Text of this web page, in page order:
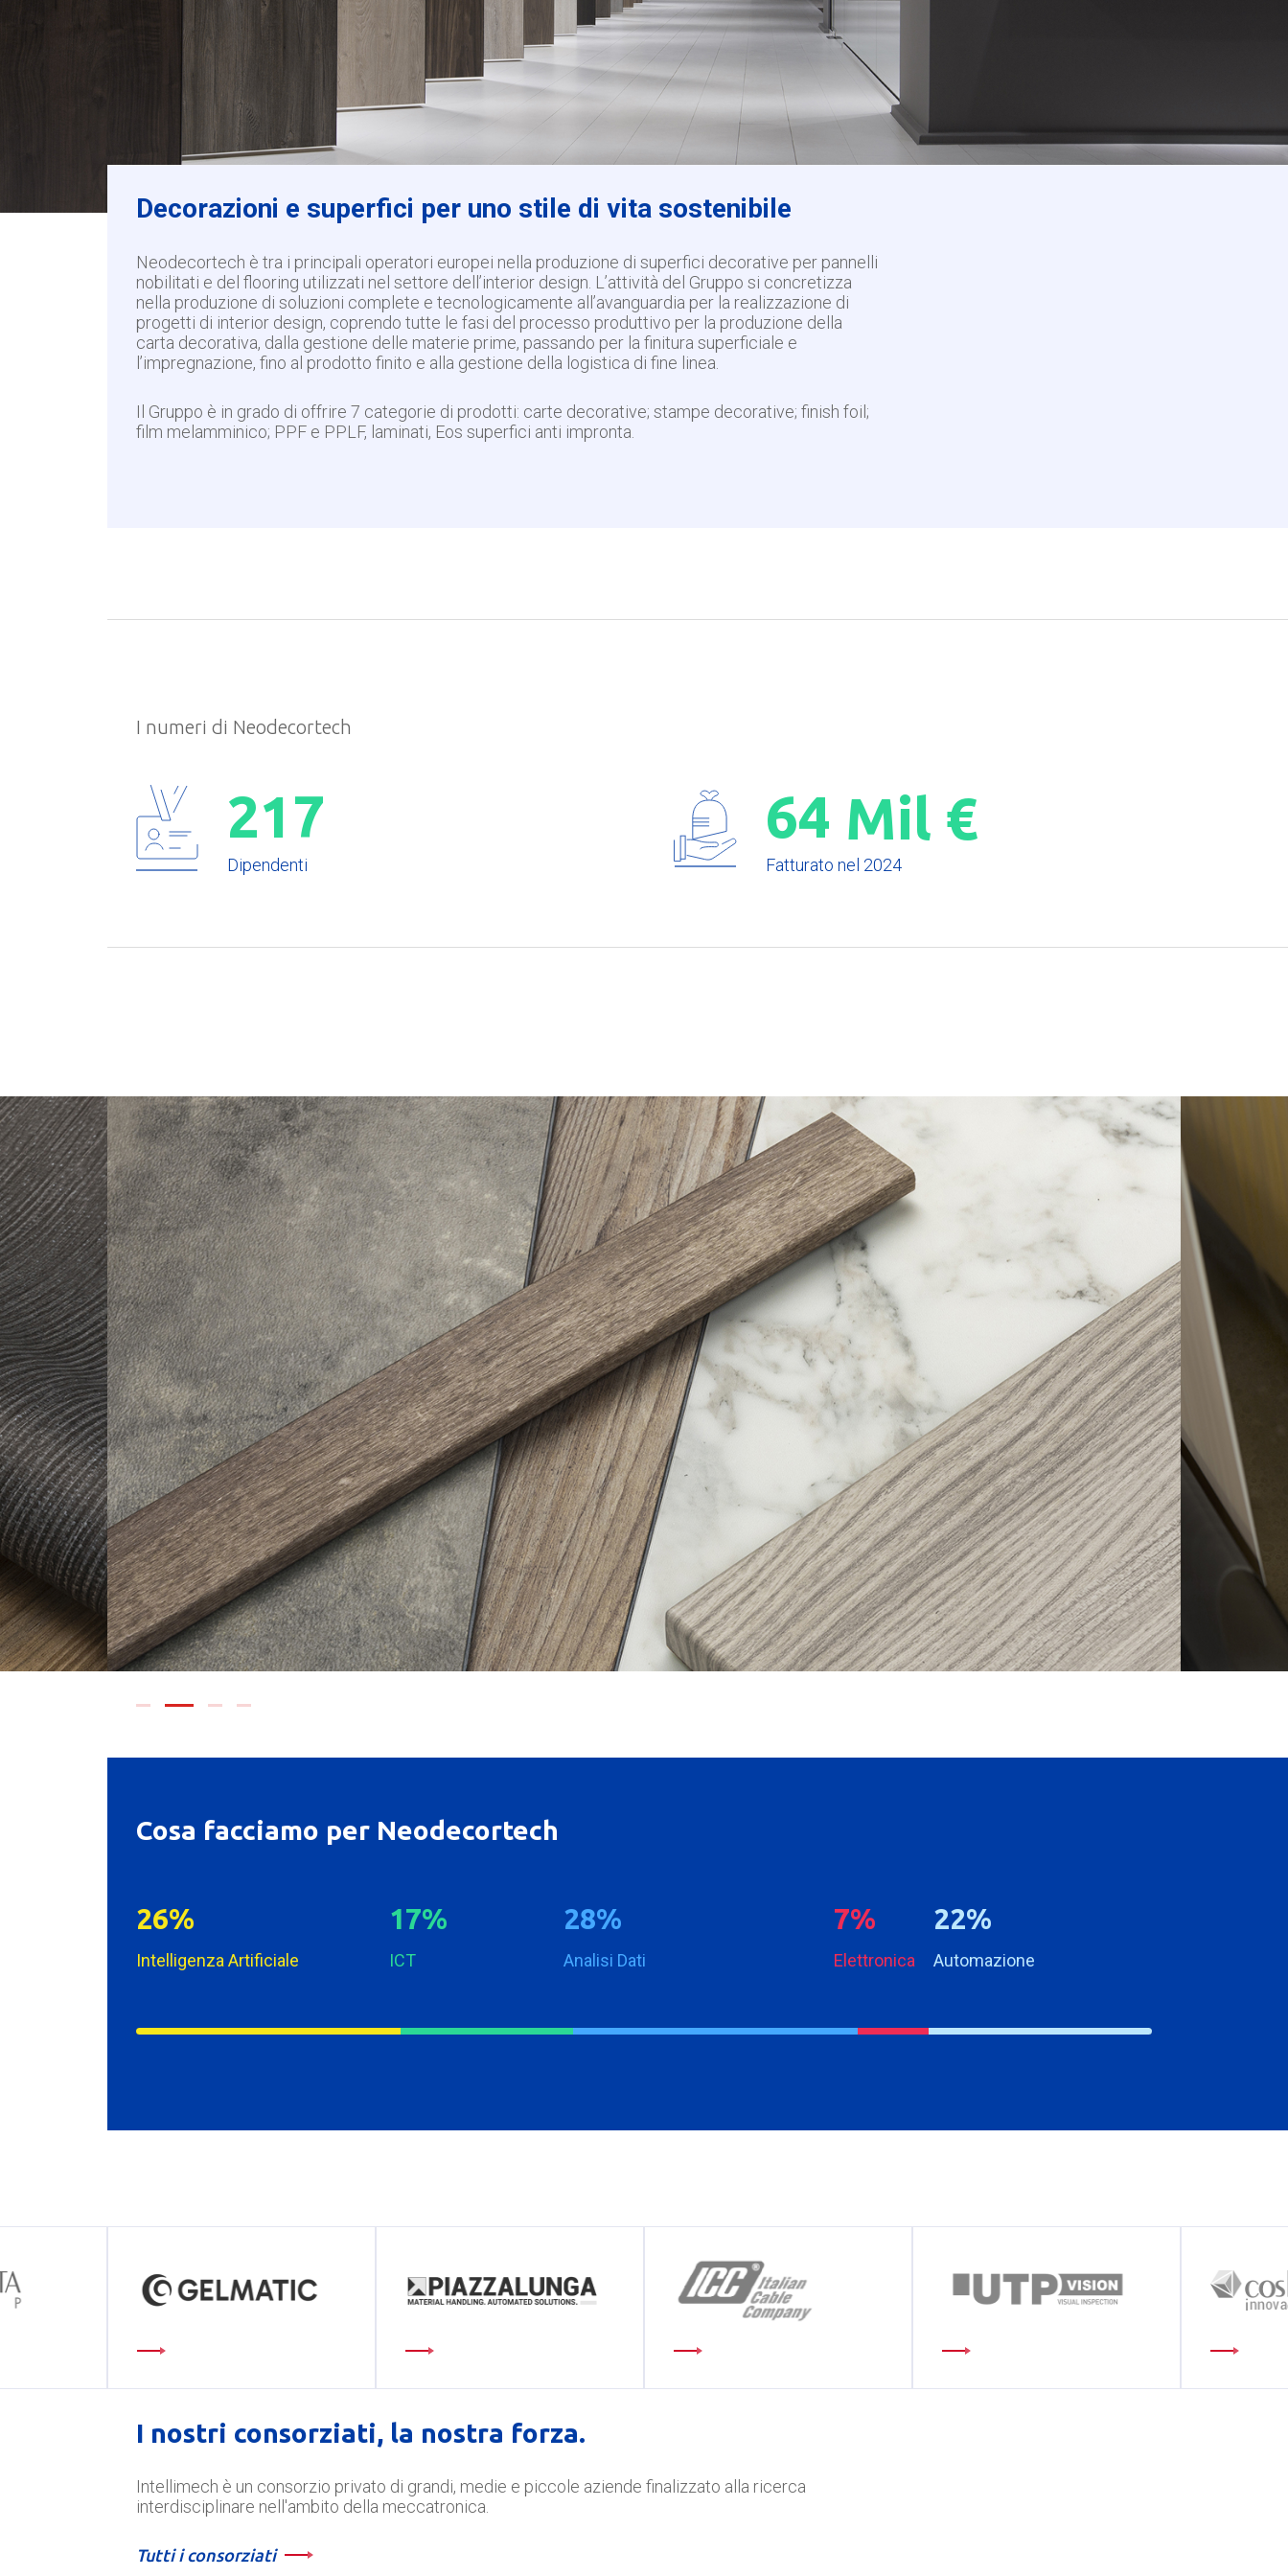
Decorazioni e superfici per uno stile di vita sostenibile
Neodecortech è tra i principali operatori europei nella produzione di superfici decorative per pannelli
nobilitati e del flooring utilizzati nel settore dell’interior design. L’attività del Gruppo si concretizza
nella produzione di soluzioni complete e tecnologicamente all’avanguardia per la realizzazione di
progetti di interior design, coprendo tutte le fasi del processo produttivo per la produzione della
carta decorativa, dalla gestione delle materie prime, passando per la finitura superficiale e
l’impregnazione, fino al prodotto finito e alla gestione della logistica di fine linea.
Il Gruppo è in grado di offrire 7 categorie di prodotti: carte decorative; stampe decorative; finish foil;
film melamminico; PPF e PPLF, laminati, Eos superfici anti impronta.
I numeri di Neodecortech
217
Dipendenti
64 Mil €
Fatturato nel 2024
Cosa facciamo per Neodecortech
26%
Intelligenza Artificiale
17%
ICT
28%
Analisi Dati
7%
Elettronica
22%
Automazione
I nostri consorziati, la nostra forza.
Intellimech è un consorzio privato di grandi, medie e piccole aziende finalizzato alla ricerca
interdisciplinare nell'ambito della meccatronica.
Tutti i consorziati